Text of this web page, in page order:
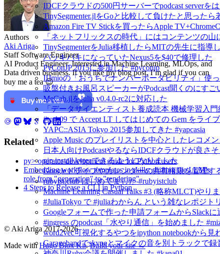
IDCFクラウドの500円サーバーでpodcast serverを
TinySegmenter.jlをGoと比較して負けたと思った
Amazon Fire TV Stickを買ったらApple
「ネットフリックスの時代」にはコンテンツの
TinySegmenterをJulia移植したらMITの先生に指導
バッキバキになっていたNexus5を$40で修理した
PyConJP 2015に参加した #pyconjp
IIJmioの「おうちでナンバーポータビリティ」使
吸盤付きお風呂スピーカーがPodcast聞くのにすご
MeCab.jlをJulia v0.4.0-rc2に対応した
「データサイエンティスト養成読本 機械学習入
#tqrk09 で Accept LT してはじめての Gem をライ
YAPC::ASIA Tokyo 2015参加してきた #yapcasia
Apple Music のプレイリストを中心としたレコメ
日本人向けPodcastやるならIDCFクラウドが良さ
pip install kyteaできるようになりました
Googleドライブやカレンダーの共有権限を管理す
rubyist.club はじめてました #rubyistclub
Machine Learning Casual Talks #3 (略称MLCT)やり
#JuliaTokyo で #juliaわからん という雑なレポジ
Googleフォームで作った申請フォームからSlack
#ingress のpodcast「水やり通信」を始めました
word2vec可視化するやつをipython notebookから見
Garagebandでskypeとマイクの音を別トラックで
Authors
Aki Ariga
Staff Software Engineer
AI Product Engineer. Interested in Machine Learning, MLOps, and
Data driven business. If you like my blog post, I’m glad if you can
buy me a tea 😉
Related
py> operator development guide for Python users
Embedding workflow templates in skills: shifting the LLM's
role from "generation" to "rendering"
4 Steps to Release a CLI in Python
© Aki Ariga 2017-2026
Made withHugo Blox Kit.Build your site →